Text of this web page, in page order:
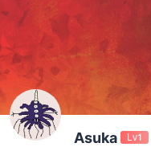
Asuka Lv1